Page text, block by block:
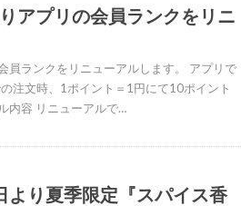
アプリの会員ランクをリニ
ランクをリニューアルします。 アプリで
注文時、1ポイント＝1円にて10ポイント
内容 リニューアルで…
より夏季限定『スパイス香